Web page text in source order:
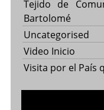
Tejido de
Bartolomé
Uncategorised
Video Inicio
Visita por el País